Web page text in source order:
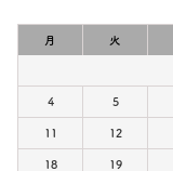
月 火
4 5
11 12
18 19